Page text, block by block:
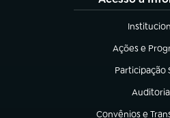
(abre em
Ações e
(abre em
Participação
(abre em
(abre em
Convênios e